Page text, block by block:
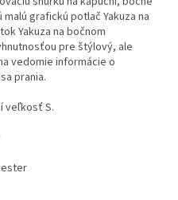
grafickú potlač Yakuza na
Yakuza na bočnom
pre štýlový, ale
vedomie informácie o
prania.
veľkosť S.